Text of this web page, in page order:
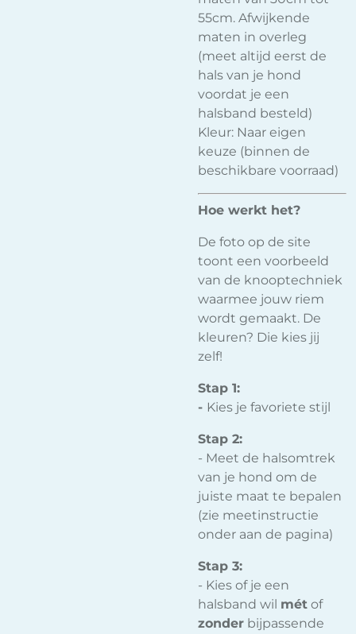
55cm. Afwijkende
maten in overleg
(meet altijd eerst de
hals van je hond
voordat je een
halsband besteld)
Kleur: Naar eigen
keuze (binnen de
beschikbare voorraad)
Hoe werkt het?
De foto op de site
toont een voorbeeld
van de knooptechniek
waarmee jouw riem
wordt gemaakt. De
kleuren? Die kies jij
zelf!
Stap 1:
- Kies je favoriete stijl
Stap 2:
- Meet de halsomtrek
van je hond om de
juiste maat te bepalen
(zie meetinstructie
onder aan de pagina)
Stap 3:
- Kies of je een
halsband wil mét of
zonder bijpassende